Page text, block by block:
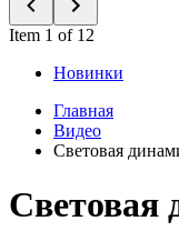
Item 1 of 12
Новинки
Главная
Видео
Световая
Световая